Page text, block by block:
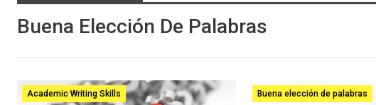
Buena Elección De Palabras
Academic Writing Skills Buena elección de palabras